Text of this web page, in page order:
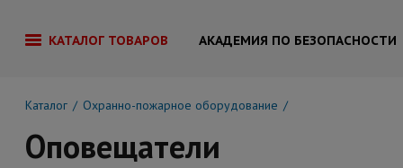
КАТАЛОГ ТОВАРОВ АКАДЕМИЯ ПО БЕЗОПАСНОСТИ
Каталог Охранно-пожарное оборудование
Оповещатели